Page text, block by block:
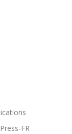
FR